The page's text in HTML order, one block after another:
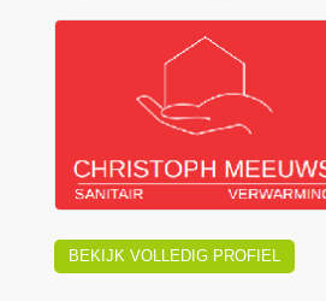
BEKIJK VOLLEDIG PROFIEL